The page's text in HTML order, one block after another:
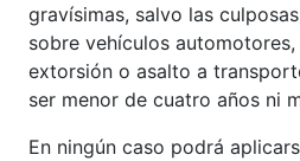
gravísimas, salvo las
sobre vehículos automotores,
extorsión o asalto a
ser menor de cuatro años ni
En ningún caso podrá